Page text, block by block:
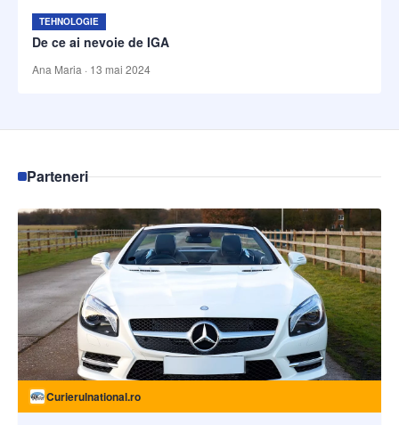
TEHNOLOGIE
De ce ai nevoie de IGA
Ana Maria · 13 mai 2024
Parteneri
Curierulnational.ro